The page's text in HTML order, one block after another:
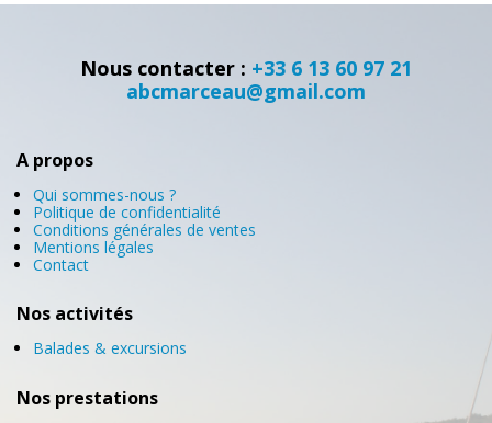
Nous contacter : +33 6 13 60 97 21
abcmarceau@gmail.com
A propos
Qui sommes-nous ?
Politique de confidentialité
Conditions générales de ventes
Mentions légales
Contact
Nos activités
Balades & excursions
Nos prestations